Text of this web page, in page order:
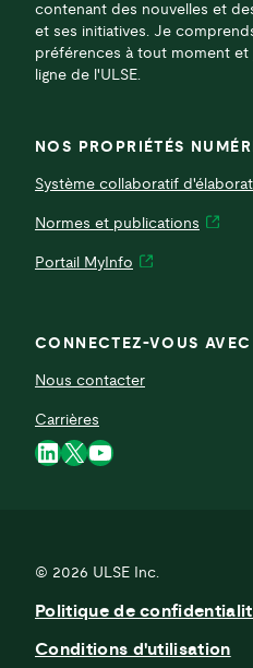
contenant des nouvelles et
et ses initiatives. Je
préférences à tout moment
ligne de l'ULSE.
NOS PROPRIÉTÉS
Système collaboratif
Normes et publications
Portail MyInfo
CONNECTEZ-VOUS
Nous contacter
Carrières
LinkedIn
X YouTube
© 2026 ULSE Inc.
Politique de
Conditions d'utilisation